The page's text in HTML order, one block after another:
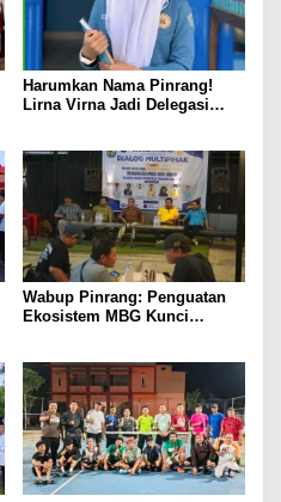
Harumkan Nama Pinrang!
Lirna Virna Jadi Delegasi
Wabup Pinrang: Penguatan
Ekosistem MBG Kunci